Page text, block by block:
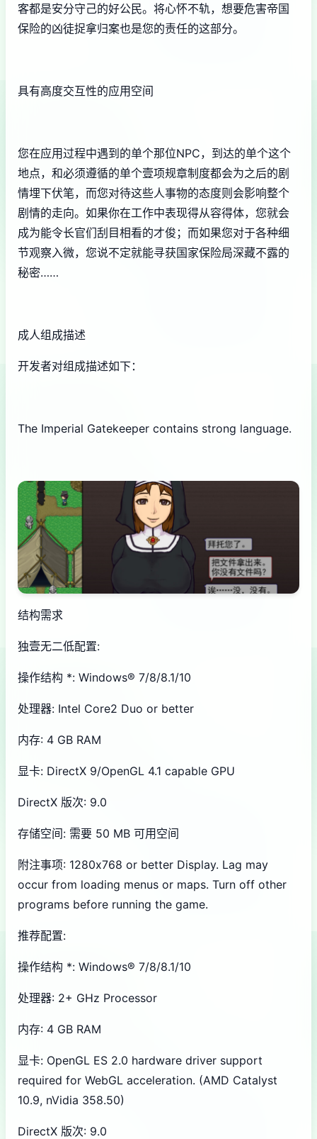
客都是安分守己的好公民。将心怀不轨，想要危害帝国
保险的凶徒捉拿归案也是您的责任的这部分。
具有高度交互性的应用空间
您在应用过程中遇到的单个那位NPC，到达的单个这个
地点，和必须遵循的单个壹项规章制度都会为之后的剧
情埋下伏笔，而您对待这些人事物的态度则会影响整个
剧情的走向。如果你在工作中表现得从容得体，您就会
成为能令长官们刮目相看的才俊；而如果您对于各种细
节观察入微，您说不定就能寻获国家保险局深藏不露的
秘密……
成人组成描述
开发者对组成描述如下：
The Imperial Gatekeeper contains strong language.
结构需求
独壹无二低配置:
操作结构 *: Windows® 7/8/8.1/10
处理器: Intel Core2 Duo or better
内存: 4 GB RAM
显卡: DirectX 9/OpenGL 4.1 capable GPU
DirectX 版次: 9.0
存储空间: 需要 50 MB 可用空间
附注事项: 1280x768 or better Display. Lag may
occur from loading menus or maps. Turn off other
programs before running the game.
推荐配置:
操作结构 *: Windows® 7/8/8.1/10
处理器: 2+ GHz Processor
内存: 4 GB RAM
显卡: OpenGL ES 2.0 hardware driver support
required for WebGL acceleration. (AMD Catalyst
10.9, nVidia 358.50)
DirectX 版次: 9.0